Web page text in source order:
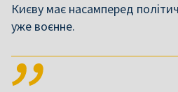
Києву має насамперед
уже воєнне.